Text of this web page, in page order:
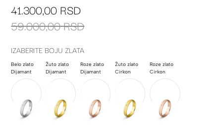
of
images
41.300,00 RSD
59.000,00 RSD
IZABERITE BOJU ZLATA
Belo zlato
Dijamant
Žuto zlato
Dijamant
Roze zlato
Dijamant
Žuto zlato
Cirkon
Roze zlato
Cirkon